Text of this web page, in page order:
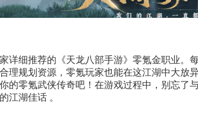
详细推荐的《天龙八部手游》零氪金职业。
理规划资源，零氪玩家也能在这江湖中大放
的零氪武侠传奇吧！在游戏过程中，别忘了
江湖佳话 。